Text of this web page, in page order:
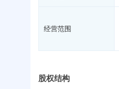
经营范围
股权结构